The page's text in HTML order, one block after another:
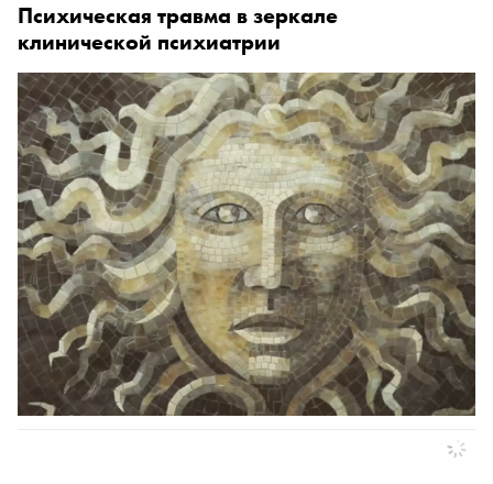
Психическая травма в зеркале
клинической психиатрии